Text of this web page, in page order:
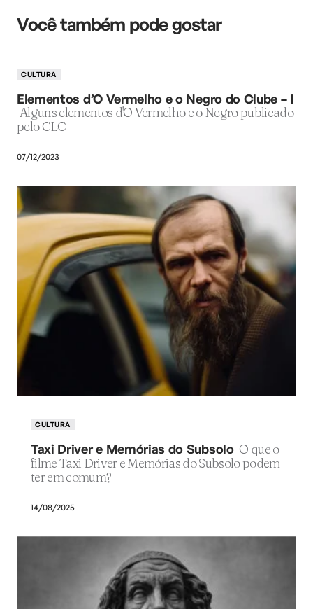
Você também pode gostar
CULTURA
Elementos d’O Vermelho e o Negro do Clube – I
Alguns elementos d'O Vermelho e o Negro publicado
pelo CLC
07/12/2023
CULTURA
Taxi Driver e Memórias do Subsolo O que o
filme Taxi Driver e Memórias do Subsolo podem
ter em comum?
14/08/2025